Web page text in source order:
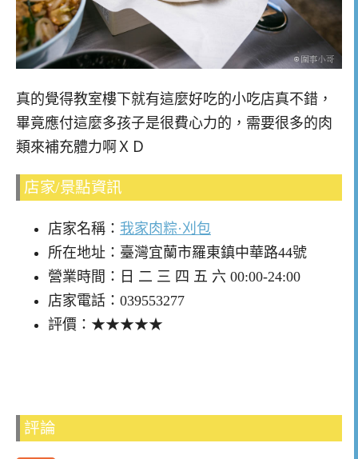
真的覺得教室樓下就有這麼好吃的小吃店真不錯，
畢竟應付這麼多孩子是很費心力的，需要很多的肉
類來補充體力啊ＸＤ
店家/景點資訊
店家名稱： 我家肉粽·刈包
所在地址：臺灣宜蘭市羅東鎮中華路44號
營業時間：日 二 三 四 五 六 00:00-24:00
店家電話：039553277
評價：★★★★★
評論